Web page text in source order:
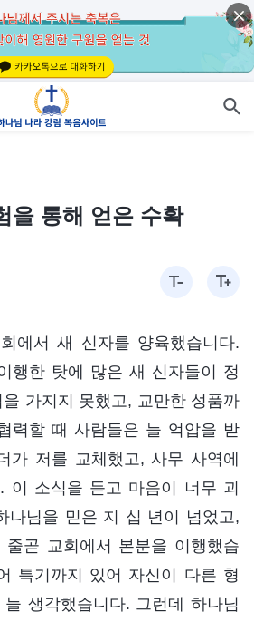
을 통해 얻은 수확
에서 새 신자를 양육했습니다.
행한 탓에 많은 새 신자들이 정
가지지 못했고, 교만한 성품까
력할 때 사람들은 늘 억압을 받
가 저를 교체했고, 사무 사역에
이 소식을 듣고 마음이 너무 괴
나님을 믿은 지 십 년이 넘었고,
줄곧 교회에서 본분을 이행했습
특기까지 있어 자신이 다른 형
생각했습니다. 그런데 하나님